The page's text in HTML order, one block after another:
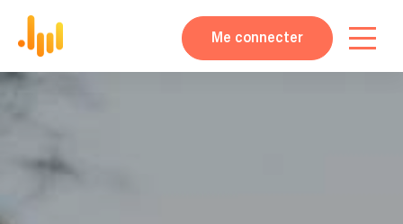
Me connecter